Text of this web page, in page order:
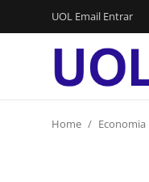
UOL Email Entrar
Login
Home Economia